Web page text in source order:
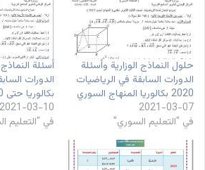
حلول النماذج الوزارية وأسئلة
الدورات السابقة في الرياضيات
2020 بكالوريا المنهاج السوري
2021-03-07
في "التعليم السوري"
أسئلة
الدورات
بكالوريا حتى 2020
2021-03-10
في "التعليم